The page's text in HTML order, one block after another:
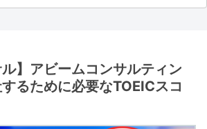
ル】アビームコンサルティン
るために必要なTOEICスコ